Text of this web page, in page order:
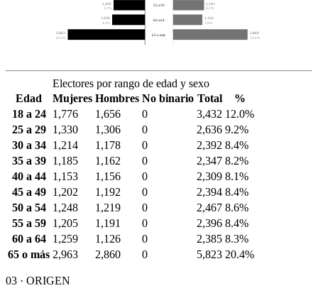
1,205
4.2%
1,191
4.2%
55 a 59
1,259
4.4%
1,126
3.9%
60 a 64
2,963
10.4%
2,860
10.0%
65 o más
Electores por rango de edad y sexo
Edad
Mujeres Hombres No binario Total
%
18 a 24
1,776 1,656 0 3,432 12.0%
25 a 29
1,330 1,306 0 2,636 9.2%
30 a 34
1,214 1,178 0 2,392 8.4%
35 a 39
1,185 1,162 0 2,347 8.2%
40 a 44
1,153 1,156 0 2,309 8.1%
45 a 49
1,202 1,192 0 2,394 8.4%
50 a 54
1,248 1,219 0 2,467 8.6%
55 a 59
1,205 1,191 0 2,396 8.4%
60 a 64
1,259 1,126 0 2,385 8.3%
65 o más 2,963 2,860 0 5,823 20.4%
03 · ORIGEN